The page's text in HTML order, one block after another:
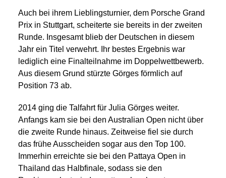
Auch bei ihrem Lieblingsturnier, dem Porsche Grand
Prix in Stuttgart, scheiterte sie bereits in der zweiten
Runde. Insgesamt blieb der Deutschen in diesem
Jahr ein Titel verwehrt. Ihr bestes Ergebnis war
lediglich eine Finalteilnahme im Doppelwettbewerb.
Aus diesem Grund stürzte Görges förmlich auf
Position 73 ab.
2014 ging die Talfahrt für Julia Görges weiter.
Anfangs kam sie bei den Australian Open nicht über
die zweite Runde hinaus. Zeitweise fiel sie durch
das frühe Ausscheiden sogar aus den Top 100.
Immerhin erreichte sie bei den Pattaya Open in
Thailand das Halbfinale, sodass sie den